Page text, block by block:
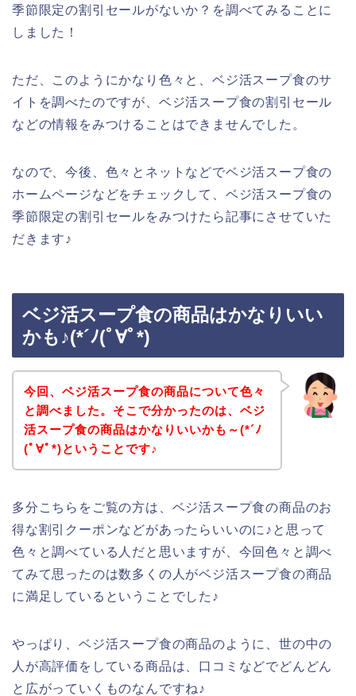
季節限定の割引セールがないか？を調べてみることに
しました！
ただ、このようにかなり色々と、ベジ活スープ食のサ
イトを調べたのですが、ベジ活スープ食の割引セール
などの情報をみつけることはできませんでした。
なので、今後、色々とネットなどでベジ活スープ食の
ホームページなどをチェックして、ベジ活スープ食の
季節限定の割引セールをみつけたら記事にさせていた
だきます♪
ベジ活スープ食の商品はかなりいい
かも♪(*´ﾉ(ﾟ∀ﾟ*)
今回、ベジ活スープ食の商品について色々
と調べました。そこで分かったのは、ベジ
活スープ食の商品はかなりいいかも～(*´ﾉ
(ﾟ∀ﾟ*)ということです♪
多分こちらをご覧の方は、ベジ活スープ食の商品のお
得な割引クーポンなどがあったらいいのに♪と思って
色々と調べている人だと思いますが、今回色々と調べ
てみて思ったのは数多くの人がベジ活スープ食の商品
に満足しているということでした♪
やっぱり、ベジ活スープ食の商品のように、世の中の
人が高評価をしている商品は、口コミなどでどんどん
と広がっていくものなんですね♪